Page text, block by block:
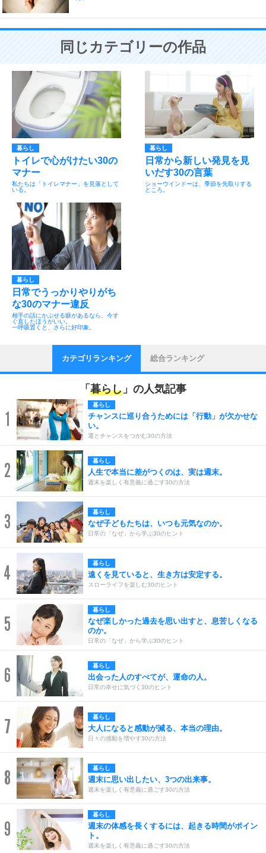
同じカテゴリーの作品
暮らし
トイレで心がけたい30の
マナー
私たちは「トイレマナー」を見落として
いる。
暮らし
日常から新しい発見を見
いだす30の言葉
ショーウインドーは、季節を先取りする
ところ。
暮らし
日常でうっかりやりがち
な30のマナー違反
相手の話にかぶせる癖があるなら、今す
ぐ直したほうがいい。
一呼吸置くと、さらに好印象。
カテゴリランキング 総合ランキング
「 暮らし 」の人気記事
1
暮らし
チャンスに巡り合うためには「行動」が欠かせな
い。
運とチャンスをつかむ30の方法
2 暮らし
人生で本当に差がつくのは、実は週末。
週末を楽しく有意義に過ごす30の方法
3 暮らし
なぜ子どもたちは、いつも元気なのか。
日常の「なぜ」から学ぶ30のヒント
4 暮らし
遠くを見ていると、生き方は安定する。
スローライフを楽しむ30のヒント
5
暮らし
なぜ楽しかった過去を思い出すと、息苦しくなる
のか。
日常の「なぜ」から学ぶ30のヒント
6 暮らし
出会った人のすべてが、運命の人。
日常の幸せに気づく30のヒント
7 暮らし
大人になると感動が減る、本当の理由。
日々の感動を増やす30の方法
8 暮らし
週末に思い出したい、3つの出来事。
週末を楽しく有意義に過ごす30の方法
9
暮らし
週末の体感を長くするには、起きる時間がポイン
ト。
週末を楽しく有意義に過ごす30の方法